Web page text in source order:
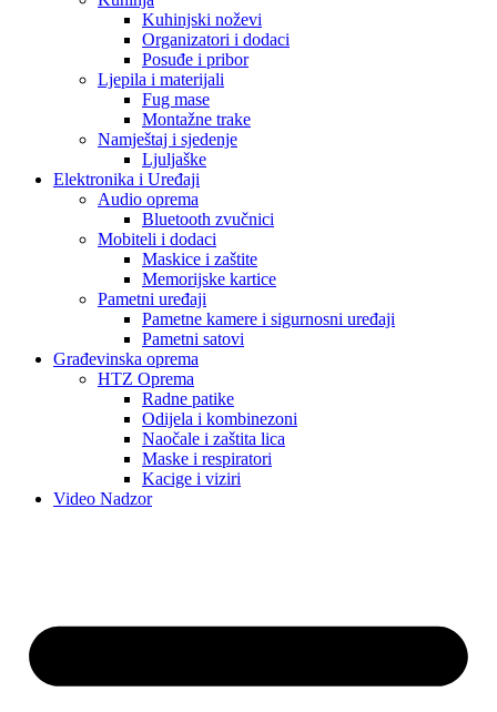
Kuhinjski noževi
Organizatori i dodaci
Posuđe i pribor
Ljepila i materijali
Fug mase
Montažne trake
Namještaj i sjedenje
Ljuljaške
Elektronika i Uređaji
Audio oprema
Bluetooth zvučnici
Mobiteli i dodaci
Maskice i zaštite
Memorijske kartice
Pametni uređaji
Pametne kamere i sigurnosni uređaji
Pametni satovi
Građevinska oprema
HTZ Oprema
Radne patike
Odijela i kombinezoni
Naočale i zaštita lica
Maske i respiratori
Kacige i viziri
Video Nadzor